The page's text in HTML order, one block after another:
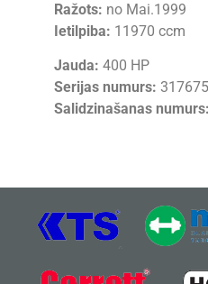
Ražots: no Mai.1999
Ietilpiba: 11970 ccm
Jauda: 400 HP
Serijas numurs:
Salidzinašanas numurs: